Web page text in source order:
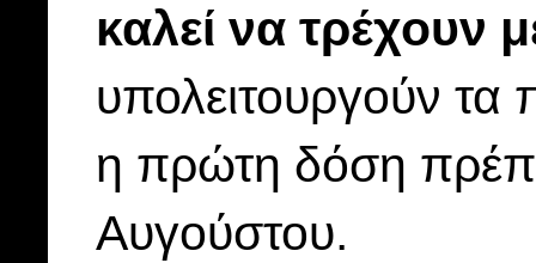
καλεί να τρέχουν
υπολειτουργούν
η πρώτη δόση
Αυγούστου.